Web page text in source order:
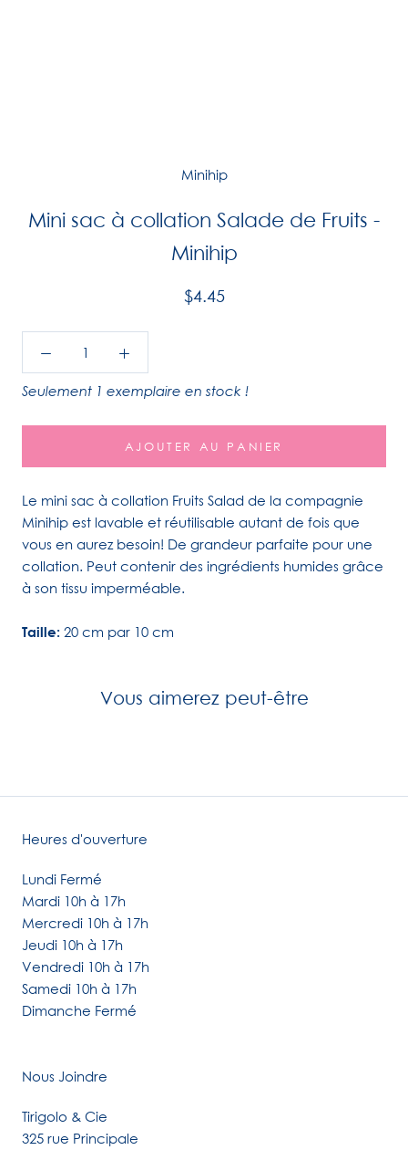
Minihip
Mini sac à collation Salade de Fruits -
Minihip
$4.45
Seulement 1 exemplaire en stock !
AJOUTER AU PANIER
Le mini sac à collation Fruits Salad de la compagnie
Minihip est lavable et réutilisable autant de fois que
vous en aurez besoin! De grandeur parfaite pour une
collation. Peut contenir des ingrédients humides grâce
à son tissu imperméable.
Taille: 20 cm par 10 cm
Vous aimerez peut-être
Heures d'ouverture
Lundi Fermé
Mardi 10h à 17h
Mercredi 10h à 17h
Jeudi 10h à 17h
Vendredi 10h à 17h
Samedi 10h à 17h
Dimanche Fermé
Nous Joindre
Tirigolo & Cie
325 rue Principale